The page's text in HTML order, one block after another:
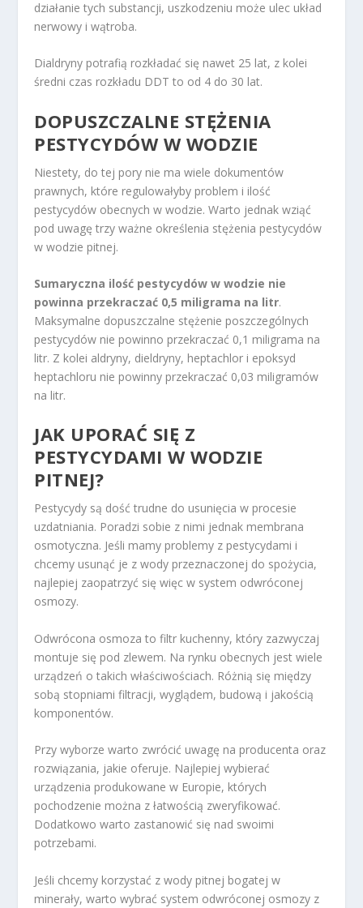
działanie tych substancji, uszkodzeniu może ulec układ
nerwowy i wątroba.
Dialdryny potrafią rozkładać się nawet 25 lat, z kolei
średni czas rozkładu DDT to od 4 do 30 lat.
DOPUSZCZALNE STĘŻENIA
PESTYCYDÓW W WODZIE
Niestety, do tej pory nie ma wiele dokumentów
prawnych, które regulowałyby problem i ilość
pestycydów obecnych w wodzie. Warto jednak wziąć
pod uwagę trzy ważne określenia stężenia pestycydów
w wodzie pitnej.
Sumaryczna ilość pestycydów w wodzie nie
powinna przekraczać 0,5 miligrama na litr.
Maksymalne dopuszczalne stężenie poszczególnych
pestycydów nie powinno przekraczać 0,1 miligrama na
litr. Z kolei aldryny, dieldryny, heptachlor i epoksyd
heptachloru nie powinny przekraczać 0,03 miligramów
na litr.
JAK UPORAĆ SIĘ Z
PESTYCYDAMI W WODZIE
PITNEJ?
Pestycydy są dość trudne do usunięcia w procesie
uzdatniania. Poradzi sobie z nimi jednak membrana
osmotyczna. Jeśli mamy problemy z pestycydami i
chcemy usunąć je z wody przeznaczonej do spożycia,
najlepiej zaopatrzyć się więc w system odwróconej
osmozy.
Odwrócona osmoza to filtr kuchenny, który zazwyczaj
montuje się pod zlewem. Na rynku obecnych jest wiele
urządzeń o takich właściwościach. Różnią się między
sobą stopniami filtracji, wyglądem, budową i jakością
komponentów.
Przy wyborze warto zwrócić uwagę na producenta oraz
rozwiązania, jakie oferuje. Najlepiej wybierać
urządzenia produkowane w Europie, których
pochodzenie można z łatwością zweryfikować.
Dodatkowo warto zastanowić się nad swoimi
potrzebami.
Jeśli chcemy korzystać z wody pitnej bogatej w
minerały, warto wybrać system odwróconej osmozy z